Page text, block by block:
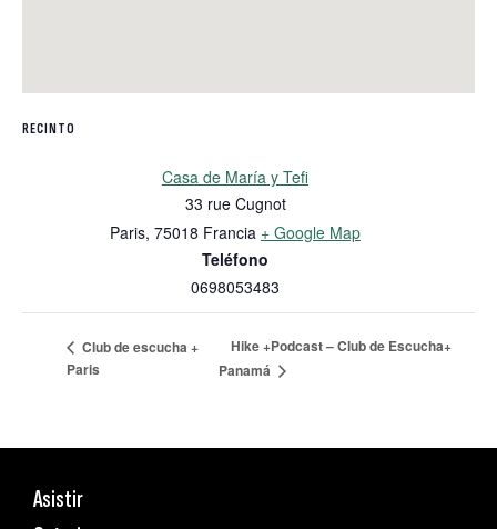
RECINTO
Casa de María y Tefi
33 rue Cugnot
Paris, 75018 Francia + Google Map
Teléfono
0698053483
Club de escucha +
Paris
Hike +Podcast – Club de Escucha+
Panamá
Asistir